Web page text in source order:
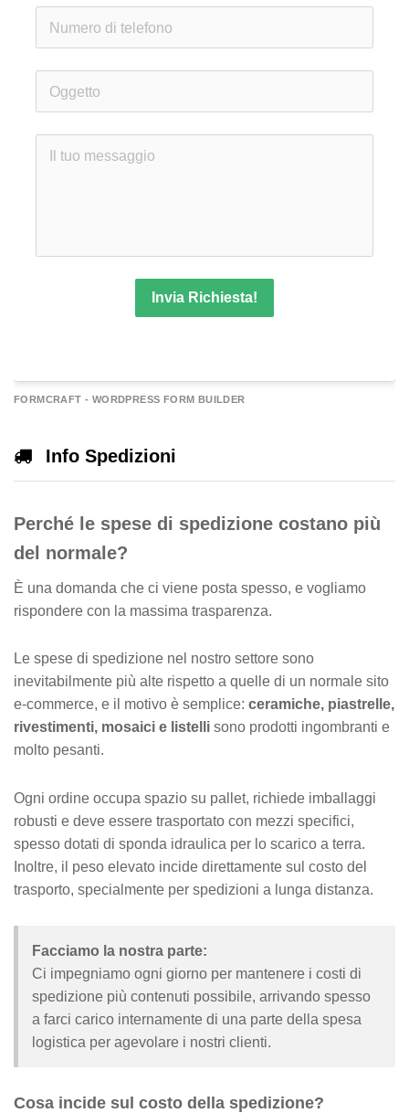
Invia Richiesta!
n
a
FORMCRAFT - WORDPRESS FORM BUILDER
Info Spedizioni
Perché le spese di spedizione costano più
del normale?
È una domanda che ci viene posta spesso, e vogliamo
rispondere con la massima trasparenza.
Le spese di spedizione nel nostro settore sono
inevitabilmente più alte rispetto a quelle di un normale sito
e-commerce, e il motivo è semplice: ceramiche, piastrelle,
rivestimenti, mosaici e listelli sono prodotti ingombranti e
molto pesanti.
Ogni ordine occupa spazio su pallet, richiede imballaggi
robusti e deve essere trasportato con mezzi specifici,
spesso dotati di sponda idraulica per lo scarico a terra.
Inoltre, il peso elevato incide direttamente sul costo del
trasporto, specialmente per spedizioni a lunga distanza.
Facciamo la nostra parte:
Ci impegniamo ogni giorno per mantenere i costi di
spedizione più contenuti possibile, arrivando spesso
a farci carico internamente di una parte della spesa
logistica per agevolare i nostri clienti.
Cosa incide sul costo della spedizione?